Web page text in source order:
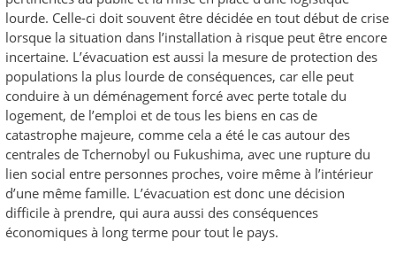
lourde. Celle-ci doit souvent être décidée en tout début de crise
lorsque la situation dans l’installation à risque peut être encore
incertaine. L’évacuation est aussi la mesure de protection des
populations la plus lourde de conséquences, car elle peut
conduire à un déménagement forcé avec perte totale du
logement, de l’emploi et de tous les biens en cas de
catastrophe majeure, comme cela a été le cas autour des
centrales de Tchernobyl ou Fukushima, avec une rupture du
lien social entre personnes proches, voire même à l’intérieur
d’une même famille. L’évacuation est donc une décision
difficile à prendre, qui aura aussi des conséquences
économiques à long terme pour tout le pays.